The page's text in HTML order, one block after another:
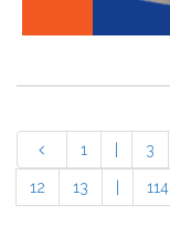
1 3
12 13 114